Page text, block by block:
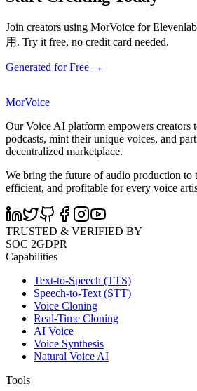
Join creators using MorVoice for
用. Try it free, no credit card needed.
Generated for Free →
MorVoice
Our Voice AI platform empowers creators
podcasts, mint their unique voices, and
decentralized marketplace.
We bring the future of audio production to
efficient, and profitable for every voice
TRUSTED & VERIFIED BY
SOC 2GDPR
Capabilities
Text-to-Speech (TTS)
Speech-to-Text (STT)
Voice Cloning
Real-Time Cloning
AI Voice
Voice Synthesis
Natural Voice AI
Tools